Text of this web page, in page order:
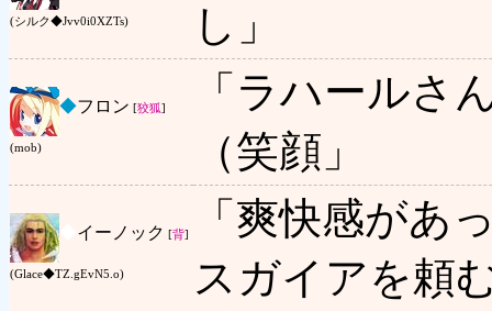
(シルク◆Jvv0i0XZTs)
し」
◆フロン [狡狐]
(mob)
「ラハールさ
（笑顔」
イーノック [背]
(Glace◆TZ.gEvN5.o)
「爽快感があ
スガイアを頼